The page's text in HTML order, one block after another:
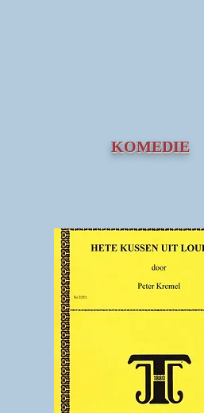
KOMEDIE